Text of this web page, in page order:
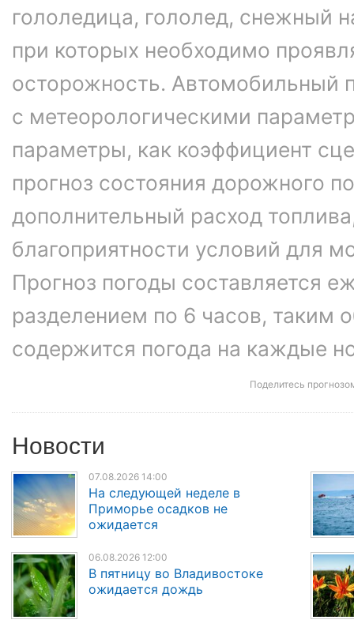
гололедица, гололед, снежный
при которых необходимо
осторожность. Автомобильный
с метеорологическими
параметры, как коэффициент
прогноз состояния дорожного
дополнительный расход
благоприятности условий для
Прогноз погоды составляется
разделением по 6 часов, таким
содержится погода на каждые
Поделитесь
Новости
07.08.2026 14:00
На следующей неделе в
Приморье осадков не
ожидается
06.08.2026 12:00
В пятницу во Владивостоке
ожидается дождь